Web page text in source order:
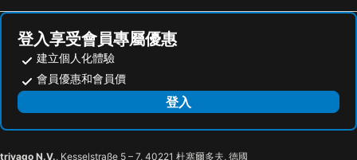
K Hotel - Yunghe
Guide Hotel Taipei NTU
帥客旅店
Taipei Hua Zhung Campsite
葛瑞絲商旅
Family Hotel Taipei
捷絲旅台大尊賢館
Goodmore Hotel
台北世貿中心
台北市政府
羅東夜市
饒河街觀光夜市
萬華區
新北投
捷運忠孝新生站
新竹火車站
台北市立動物園
台北國父紀念館
捷運善導寺站
登入享受會員專屬優惠
建立個人化體驗
會員優惠和會員價
登入
trivago N.V., Kesselstraße 5 – 7, 40221 杜塞爾多夫, 德國